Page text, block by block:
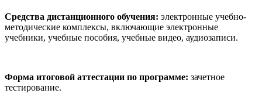
Средства дистанционного обучения: электронные учебно-
методические комплексы, включающие электронные
учебники, учебные пособия, учебные видео, аудиозаписи.
Форма итоговой аттестации по программе: зачетное
тестирование.